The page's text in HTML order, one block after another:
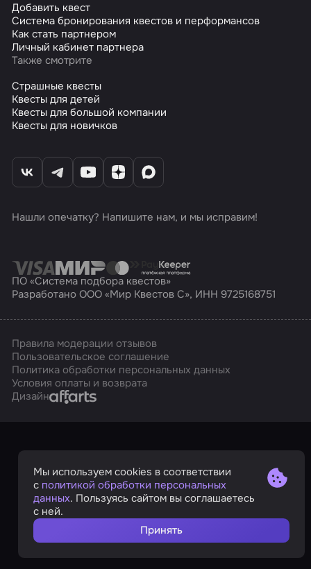
Добавить квест
Система бронирования квестов и перформансов
Как стать партнером
Личный кабинет партнера
Также смотрите
Страшные квесты
Квесты для детей
Квесты для большой компании
Квесты для новичков
Нашли опечатку? Напишите нам, и мы исправим!
ПО «Система подбора квестов»
Разработано ООО «Мир Квестов С», ИНН 9725168751
Правила модерации отзывов
Пользовательское соглашение
Политика обработки персональных данных
Условия оплаты и возврата
ДизайнAffarts
Мы используем cookies в соответствии
с политикой обработки персональных
данных. Пользуясь сайтом вы соглашаетесь
с ней.
Принять